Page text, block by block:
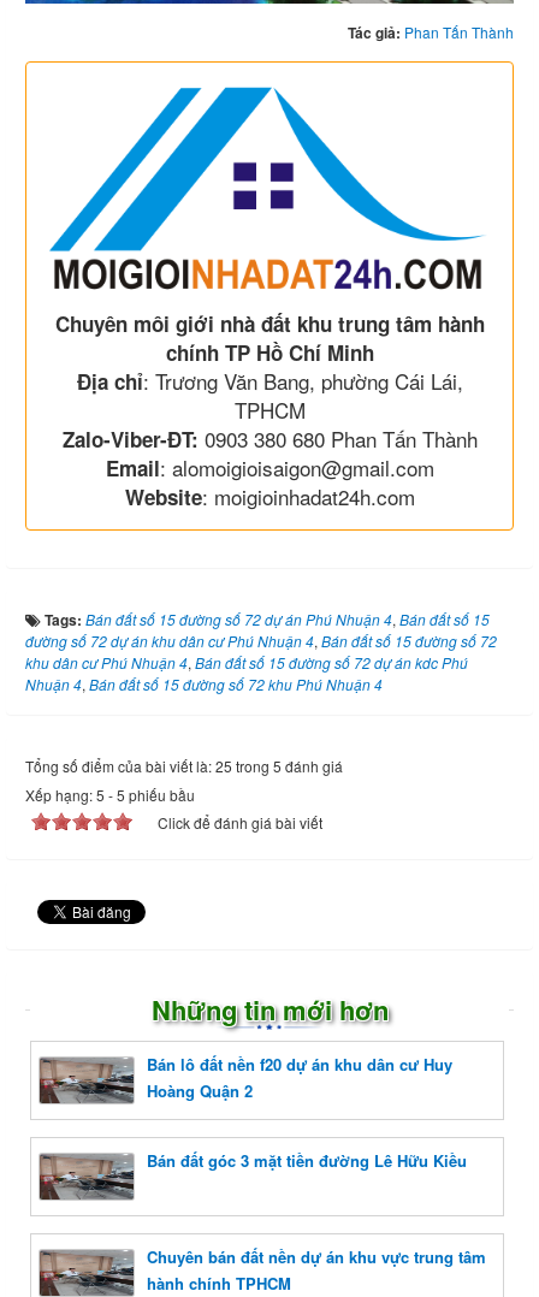
Tác giả: Phan Tấn Thành
Chuyên môi giới nhà đất khu trung tâm hành
chính TP Hồ Chí Minh
Địa chỉ: Trương Văn Bang, phường Cái Lái,
TPHCM
Zalo-Viber-ĐT: 0903 380 680 Phan Tấn Thành
Email: alomoigioisaigon@gmail.com
Website: moigioinhadat24h.com
Tags: Bán đất số 15 đường số 72 dự án Phú Nhuận 4, Bán đất số 15
đường số 72 dự án khu dân cư Phú Nhuận 4, Bán đất số 15 đường số 72
khu dân cư Phú Nhuận 4, Bán đất số 15 đường số 72 dự án kdc Phú
Nhuận 4, Bán đất số 15 đường số 72 khu Phú Nhuận 4
Tổng số điểm của bài viết là: 25 trong 5 đánh giá
Xếp hạng:5 -5 phiếu bầu
Click để đánh giá bài viết
Những tin mới hơn
Bán lô đất nền f20 dự án khu dân cư Huy
Hoàng Quận 2
Bán đất góc 3 mặt tiền đường Lê Hữu Kiều
Chuyên bán đất nền dự án khu vực trung tâm
hành chính TPHCM